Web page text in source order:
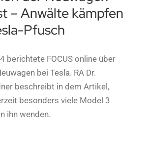
– Anwälte kämpfen
Pfusch
berichtete FOCUS online über
bei Tesla. RA Dr.
beschreibt in dem Artikel,
besonders viele Model 3
ihn wenden.